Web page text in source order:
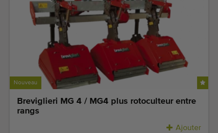
Nouveau
Breviglieri MG 4 / MG4 plus rotoculteur entre
rangs
Ajouter